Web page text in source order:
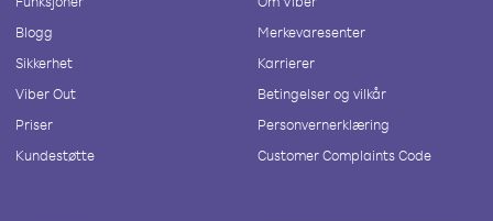
Blogg
Sikkerhet
Viber Out
Priser
Kundestøtte
Merkevaresenter
Karrierer
Betingelser og vilkår
Personvernerklæring
Customer Complaints Code